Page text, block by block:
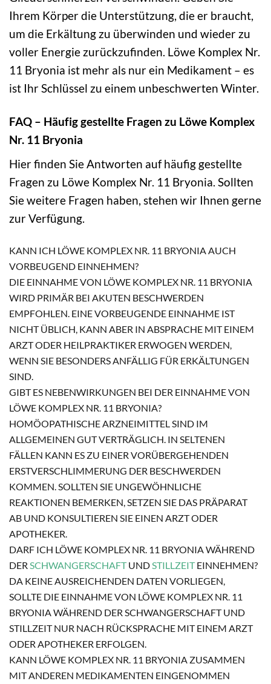
Ihrem Körper die Unterstützung, die er braucht,
um die Erkältung zu überwinden und wieder zu
voller Energie zurückzufinden. Löwe Komplex Nr.
11 Bryonia ist mehr als nur ein Medikament – es
ist Ihr Schlüssel zu einem unbeschwerten Winter.
FAQ – Häufig gestellte Fragen zu Löwe Komplex
Nr. 11 Bryonia
Hier finden Sie Antworten auf häufig gestellte
Fragen zu Löwe Komplex Nr. 11 Bryonia. Sollten
Sie weitere Fragen haben, stehen wir Ihnen gerne
zur Verfügung.
KANN ICH LÖWE KOMPLEX NR. 11 BRYONIA AUCH
VORBEUGEND EINNEHMEN?
DIE EINNAHME VON LÖWE KOMPLEX NR. 11 BRYONIA
WIRD PRIMÄR BEI AKUTEN BESCHWERDEN
EMPFOHLEN. EINE VORBEUGENDE EINNAHME IST
NICHT ÜBLICH, KANN ABER IN ABSPRACHE MIT EINEM
ARZT ODER HEILPRAKTIKER ERWOGEN WERDEN,
WENN SIE BESONDERS ANFÄLLIG FÜR ERKÄLTUNGEN
SIND.
GIBT ES NEBENWIRKUNGEN BEI DER EINNAHME VON
LÖWE KOMPLEX NR. 11 BRYONIA?
HOMÖOPATHISCHE ARZNEIMITTEL SIND IM
ALLGEMEINEN GUT VERTRÄGLICH. IN SELTENEN
FÄLLEN KANN ES ZU EINER VORÜBERGEHENDEN
ERSTVERSCHLIMMERUNG DER BESCHWERDEN
KOMMEN. SOLLTEN SIE UNGEWÖHNLICHE
REAKTIONEN BEMERKEN, SETZEN SIE DAS PRÄPARAT
AB UND KONSULTIEREN SIE EINEN ARZT ODER
APOTHEKER.
DARF ICH LÖWE KOMPLEX NR. 11 BRYONIA WÄHREND
DER SCHWANGERSCHAFTUND STILLZEITEINNEHMEN?
DA KEINE AUSREICHENDEN DATEN VORLIEGEN,
SOLLTE DIE EINNAHME VON LÖWE KOMPLEX NR. 11
BRYONIA WÄHREND DER SCHWANGERSCHAFT UND
STILLZEIT NUR NACH RÜCKSPRACHE MIT EINEM ARZT
ODER APOTHEKER ERFOLGEN.
KANN LÖWE KOMPLEX NR. 11 BRYONIA ZUSAMMEN
MIT ANDEREN MEDIKAMENTEN EINGENOMMEN